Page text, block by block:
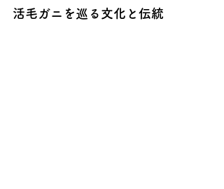
活毛ガニを巡る文化と伝統